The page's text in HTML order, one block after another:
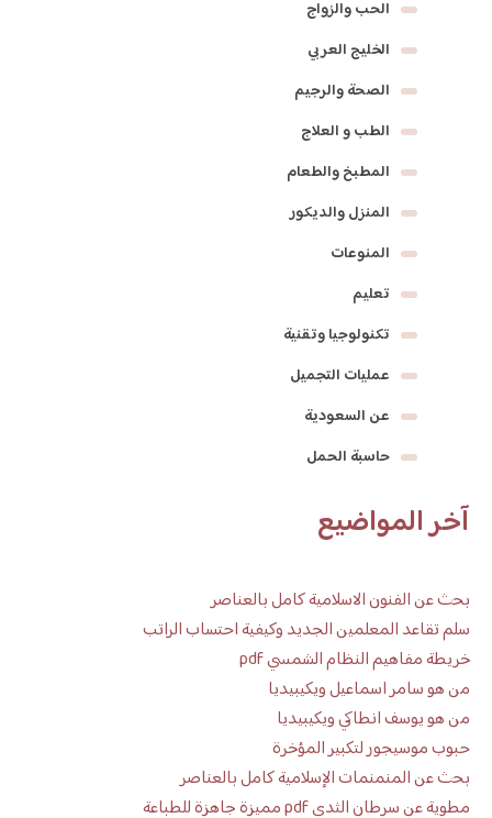
الحب والزواج
الخليج العربي
الصحة والرجيم
الطب و العلاج
المطبخ والطعام
المنزل والديكور
المنوعات
تعليم
تكنولوجيا وتقنية
عمليات التجميل
عن السعودية
حاسبة الحمل
آخر المواضيع
بحث عن الفنون الاسلامية كامل بالعناصر
سلم تقاعد المعلمين الجديد وكيفية احتساب الراتب
خريطة مفاهيم النظام الشمسي pdf
من هو سامر اسماعيل ويكيبيديا
من هو يوسف انطاكي ويكيبيديا
حبوب موسيجور لتكبير المؤخرة
بحث عن المنمنمات الإسلامية كامل بالعناصر
مطوية عن سرطان الثدي pdf مميزة جاهزة للطباعة